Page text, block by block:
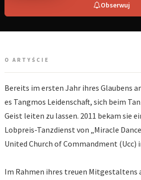
Obserwuj
O ARTYŚCIE
Bereits im ersten Jahr ihres Glaubens
es Tangmos Leidenschaft, sich beim
Geist leiten zu lassen. 2011 bekam sie
Lobpreis-Tanzdienst von „Miracle
United Church of Commandment (Ucc)
Im Rahmen ihres treuen Mitgestaltens